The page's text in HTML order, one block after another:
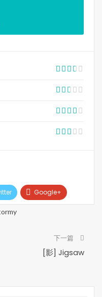
饗樂版權所有。未經許
Google+
下一篇
[影] Jigsaw